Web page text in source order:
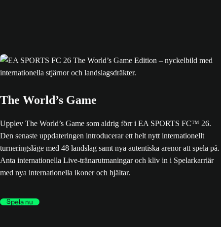
The World’s Game
Upplev The World’s Game som aldrig förr i EA SPORTS FC™ 26.
Den senaste uppdateringen introducerar ett helt nytt internationellt
turneringsläge med 48 landslag samt nya autentiska arenor att spela på.
Anta internationella Live-tränarutmaningar och kliv in i Spelarkarriär
med nya internationella ikoner och hjältar.
Spela nu